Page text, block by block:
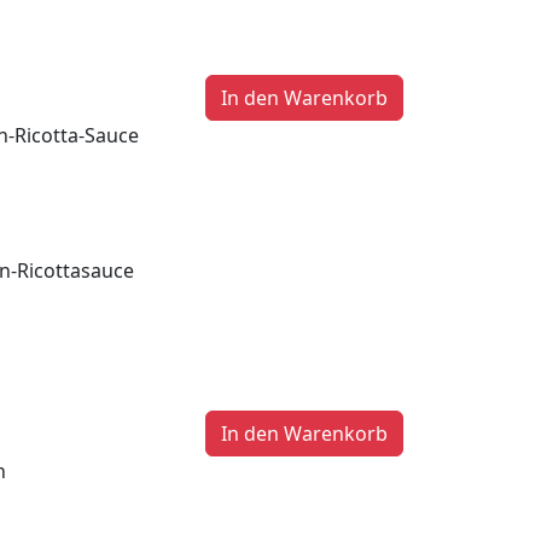
Ricotta-Sauce
Ricottasauce